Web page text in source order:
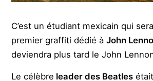
C’est un étudiant mexicain qui
premier graffiti dédié àJohn
deviendra plus tard le John
Le célèbre leader des Beatles